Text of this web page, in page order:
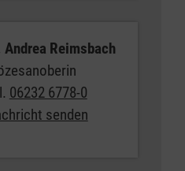
Andrea Reimsbach
06232 6778-0
senden